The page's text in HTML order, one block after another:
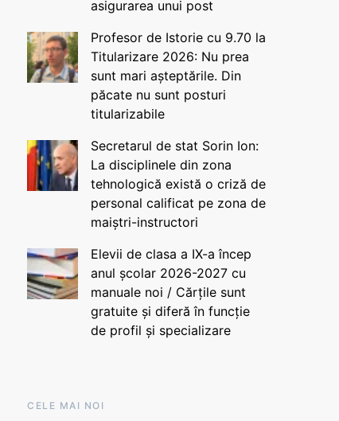
asigurarea unui post
Profesor de Istorie cu 9.70 la
Titularizare 2026: Nu prea
sunt mari așteptările. Din
păcate nu sunt posturi
titularizabile
Secretarul de stat Sorin Ion:
La disciplinele din zona
tehnologică există o criză de
personal calificat pe zona de
maiștri-instructori
Elevii de clasa a IX-a încep
anul școlar 2026-2027 cu
manuale noi / Cărțile sunt
gratuite și diferă în funcție
de profil și specializare
CELE MAI NOI